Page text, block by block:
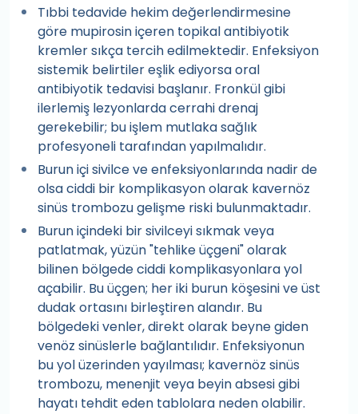
Tıbbi tedavide hekim değerlendirmesine
göre mupirosin içeren topikal antibiyotik
kremler sıkça tercih edilmektedir. Enfeksiyon
sistemik belirtiler eşlik ediyorsa oral
antibiyotik tedavisi başlanır. Fronkül gibi
ilerlemiş lezyonlarda cerrahi drenaj
gerekebilir; bu işlem mutlaka sağlık
profesyoneli tarafından yapılmalıdır.
Burun içi sivilce ve enfeksiyonlarında nadir de
olsa ciddi bir komplikasyon olarak kavernöz
sinüs trombozu gelişme riski bulunmaktadır.
Burun içindeki bir sivilceyi sıkmak veya
patlatmak, yüzün "tehlike üçgeni" olarak
bilinen bölgede ciddi komplikasyonlara yol
açabilir. Bu üçgen; her iki burun köşesini ve üst
dudak ortasını birleştiren alandır. Bu
bölgedeki venler, direkt olarak beyne giden
venöz sinüslerle bağlantılıdır. Enfeksiyonun
bu yol üzerinden yayılması; kavernöz sinüs
trombozu, menenjit veya beyin absesi gibi
hayatı tehdit eden tablolara neden olabilir.